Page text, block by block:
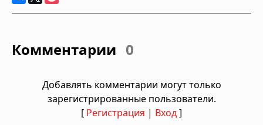
Комментарии 0
Добавлять комментарии могут только
зарегистрированные пользователи.
[ Регистрация | Вход]